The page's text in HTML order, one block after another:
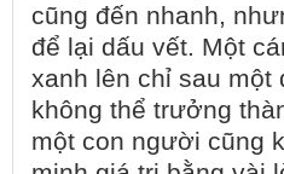
cũng đến nhanh,
để lại dấu vết. Một
xanh lên chỉ sau một
không thể trưởng
một con người cũng